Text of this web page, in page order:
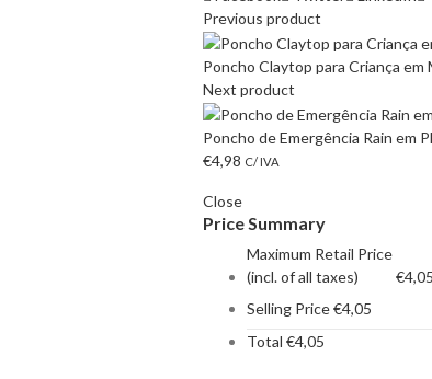
Previous product
Poncho Claytop para Criança em
Next product
Poncho de Emergência Rain em
€4,98 C/ IVA
Close
Price Summary
Maximum Retail Price
(incl. of all taxes)
€4,05
Selling Price€4,05
Total €4,05